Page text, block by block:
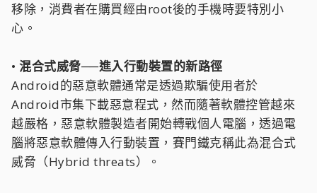
移除，消費者在購買經由root後的手機時要特別小
心。
• 混合式威脅──進入行動裝置的新路徑
Android的惡意軟體通常是透過欺騙使用者於
Android市集下載惡意程式，然而隨著軟體控管越來
越嚴格，惡意軟體製造者開始轉戰個人電腦，透過電
腦將惡意軟體傳入行動裝置，賽門鐵克稱此為混合式
威脅（Hybrid threats）。